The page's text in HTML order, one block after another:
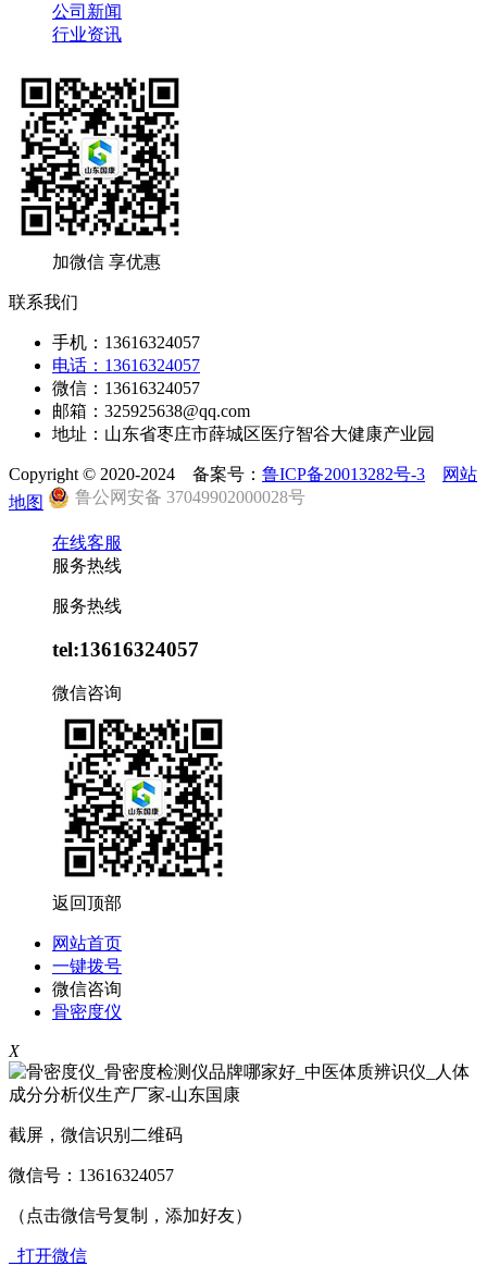
公司新闻
行业资讯
加微信 享优惠
联系我们
手机：13616324057
电话：13616324057
微信：13616324057
邮箱：325925638@qq.com
地址：山东省枣庄市薛城区医疗智谷大健康产业园
Copyright © 2020-2024 备案号： 鲁ICP备20013282号-3
网站
地图
鲁公网安备 37049902000028号
在线客服
服务热线
服务热线
tel:13616324057
微信咨询
返回顶部
网站首页
一键拨号
微信咨询
骨密度仪
X
截屏，微信识别二维码
微信号： 13616324057
（点击微信号复制，添加好友）
打开微信